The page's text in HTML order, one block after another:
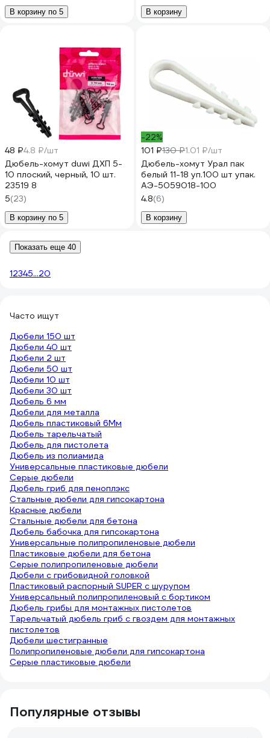
В корзину по 5 В корзину
48 ₽4.8 ₽/шт
Дюбель-хомут duwi ДХП 5-
10 плоский, черный, 10 шт.
23519 8
5(23)
В корзину по 5
-22%
101 ₽130 ₽1.01 ₽/шт
Дюбель-хомут Урал пак
белый 11-18 уп.100 шт упак.
АЭ-5059018-100
4.8(6)
В корзину
Показать еще 40
12345...20
Часто ищут
Дюбели 150 шт
Дюбели 40 шт
Дюбели 2 шт
Дюбели 50 шт
Дюбели 10 шт
Дюбели 30 шт
Дюбель 6 мм
Дюбели для металла
Дюбель пластиковый 6Мм
Дюбель тарельчатый
Дюбель для пистолета
Дюбель из полиамида
Универсальные пластиковые дюбели
Серые дюбели
Дюбель гриб для пеноплэкс
Стальные дюбели для гипсокартона
Красные дюбели
Стальные дюбели для бетона
Дюбель бабочка для гипсокартона
Универсальные полипропиленовые дюбели
Пластиковые дюбели для бетона
Серые полипропиленовые дюбели
Дюбели с грибовидной головкой
Пластиковый распорный SUPER с шурупом
Универсальный полипропиленовый с бортиком
Дюбель грибы для монтажных пистолетов
Тарельчатый дюбель гриб с гвоздем для монтажных
пистолетов
Дюбели шестигранные
Полипропиленовые дюбели для гипсокартона
Серые пластиковые дюбели
Популярные отзывы